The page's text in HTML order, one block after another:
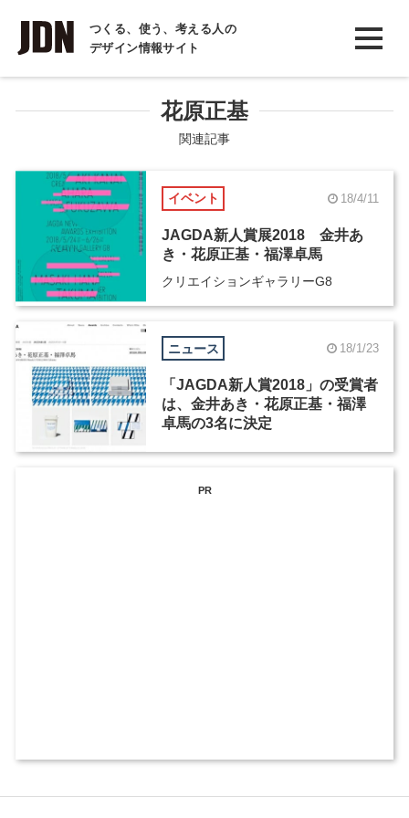
つくる、使う、考える人の
デザイン情報サイト
INTERVIEW
インタビュー
COLUMN
コラム
花原正基
関連記事
イベント 18/4/11
JAGDA新人賞展2018 金井あ
き・花原正基・福澤卓馬
クリエイションギャラリーG8
ニュース 18/1/23
「JAGDA新人賞2018」の受賞者
は、金井あき・花原正基・福澤
卓馬の3名に決定
PR